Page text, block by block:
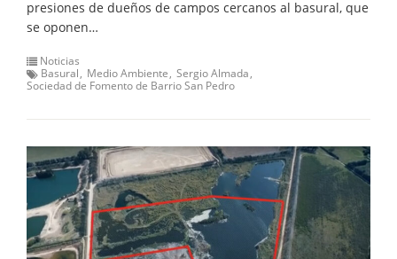
presiones de dueños de campos cercanos al basural, que
se oponen…
Noticias
Basural
Medio Ambiente Sergio Almada
Sociedad de Fomento de Barrio San Pedro